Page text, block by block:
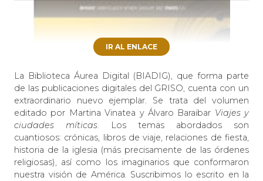
IR AL ENLACE
La Biblioteca Áurea Digital (BIADIG), que forma parte
de las publicaciones digitales del GRISO, cuenta con un
extraordinario nuevo ejemplar. Se trata del volumen
editado por Martina Vinatea y Álvaro Baraibar Viajes y
ciudades míticas. Los temas abordados son
cuantiosos: crónicas, libros de viaje, relaciones de fiesta,
historia de la iglesia (más precisamente de las órdenes
religiosas), así como los imaginarios que conformaron
nuestra visión de América. Suscribimos lo escrito en la